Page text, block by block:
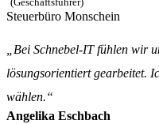
(Geschäftsführer)
Steuerbüro Monschein
„Bei Schnebel-IT fühlen wir
lösungsorientiert gearbeitet.
wählen.“
Angelika Eschbach